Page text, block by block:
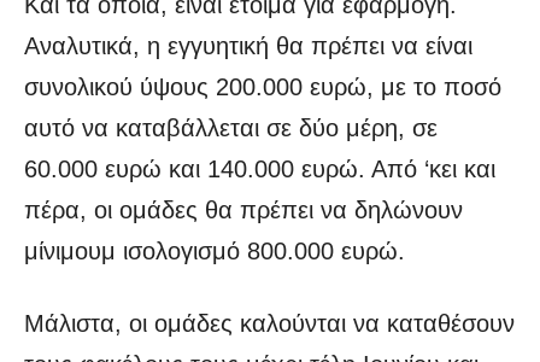
Αναλυτικά, η εγγυητική θα πρέπει να είναι
συνολικού ύψους 200.000 ευρώ, με το ποσό
αυτό να καταβάλλεται σε δύο μέρη, σε
60.000 ευρώ και 140.000 ευρώ. Από ‘κει και
πέρα, οι ομάδες θα πρέπει να δηλώνουν
μίνιμουμ ισολογισμό 800.000 ευρώ.
Μάλιστα, οι ομάδες καλούνται να καταθέσουν